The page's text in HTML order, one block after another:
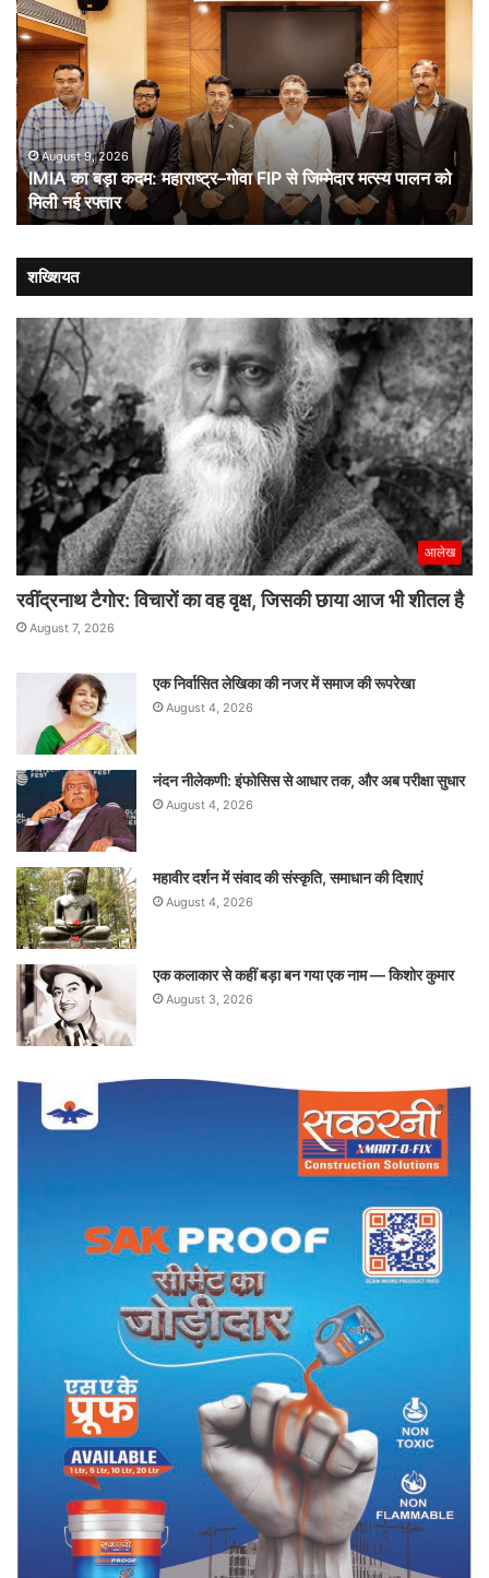
का
बड़ा
कदम:
महाराष्ट्र–
गोवा
FIP
से
जिम्मेदार
मत्स्य
पालन
मिली
नई
रफ्तार
August 9, 2026
IMIA का बड़ा कदम: महाराष्ट्र–गोवा FIP से जिम्मेदार मत्स्य पालन को
मिली नई रफ्तार
शख्शियत
आलेख
रवींद्रनाथ टैगोर: विचारों का वह वृक्ष, जिसकी छाया आज भी शीतल है
August 7, 2026
एक निर्वासित लेखिका की नजर में समाज की रूपरेखा
August 4, 2026
नंदन नीलेकणी: इंफोसिस से आधार तक, और अब परीक्षा सुधार
August 4, 2026
महावीर दर्शन में संवाद की संस्कृति, समाधान की दिशाएं
August 4, 2026
एक कलाकार से कहीं बड़ा बन गया एक नाम — किशोर कुमार
August 3, 2026